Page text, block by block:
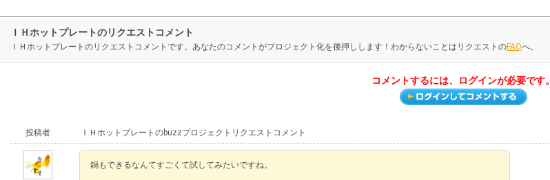
ＩＨホットプレートのリクエストコメント
ＩＨホットプレートのリクエストコメントです。あなたのコメントがプロジェクト化を後押しします！わからないことはリクエストのFAQへ。
コメントするには、ログインが必要です。
投稿者 ＩＨホットプレートのbuzzプロジェクトリクエストコメント
鍋もできるなんてすごくて試してみたいですね。